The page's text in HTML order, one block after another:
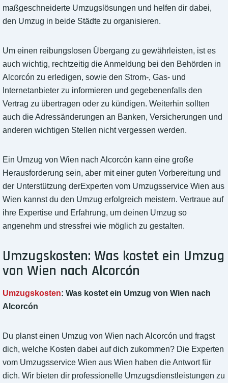
maßgeschneiderte Umzugslösungen und helfen dir dabei,
den Umzug in beide Städte zu organisieren.
Um einen reibungslosen Übergang zu gewährleisten, ist es
auch wichtig, rechtzeitig die Anmeldung bei den Behörden in
Alcorcón zu erledigen, sowie den Strom-, Gas- und
Internetanbieter zu informieren und gegebenenfalls den
Vertrag zu übertragen oder zu kündigen. Weiterhin sollten
auch die Adressänderungen an Banken, Versicherungen und
anderen wichtigen Stellen nicht vergessen werden.
Ein Umzug von Wien nach Alcorcón kann eine große
Herausforderung sein, aber mit einer guten Vorbereitung und
der Unterstützung derExperten vom Umzugsservice Wien aus
Wien kannst du den Umzug erfolgreich meistern. Vertraue auf
ihre Expertise und Erfahrung, um deinen Umzug so
angenehm und stressfrei wie möglich zu gestalten.
Umzugskosten: Was kostet ein Umzug
von Wien nach Alcorcón
Umzugskosten: Was kostet ein Umzug von Wien nach
Alcorcón
Du planst einen Umzug von Wien nach Alcorcón und fragst
dich, welche Kosten dabei auf dich zukommen? Die Experten
vom Umzugsservice Wien aus Wien haben die Antwort für
dich. Wir bieten dir professionelle Umzugsdienstleistungen zu